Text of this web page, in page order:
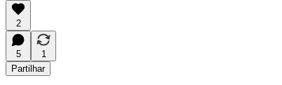
2
5
1
Partilhar